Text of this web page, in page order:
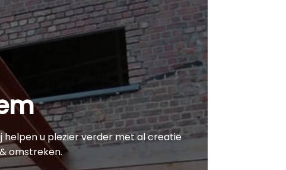
helpen u plezier verder met al creatie
omstreken.